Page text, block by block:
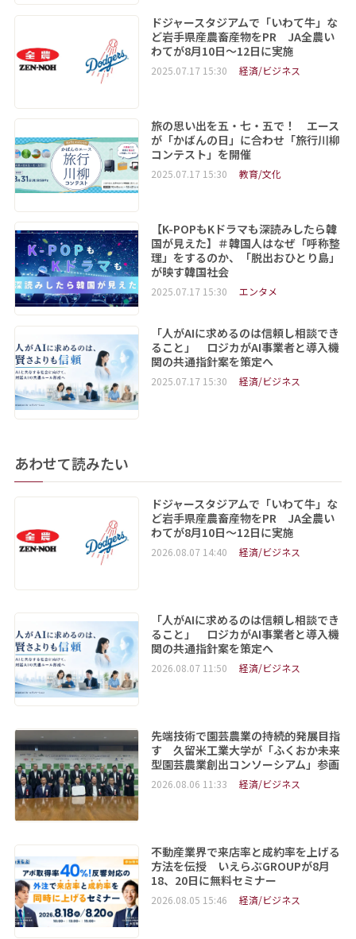
ドジャースタジアムで「いわて牛」な
ど岩手県産農畜産物をPR JA全農い
わてが8月10日～12日に実施
2025.07.17 15:30 経済/ビジネス
旅の思い出を五・七・五で！ エース
が「かばんの日」に合わせ「旅行川柳
コンテスト」を開催
2025.07.17 15:30 教育/文化
【K-POPもKドラマも深読みしたら韓
国が見えた】＃韓国人はなぜ「呼称整
理」をするのか、「脱出おひとり島」
が映す韓国社会
2025.07.17 15:30 エンタメ
「人がAIに求めるのは信頼し相談でき
ること」 ロジカがAI事業者と導入機
関の共通指針案を策定へ
2025.07.17 15:30 経済/ビジネス
あわせて読みたい
ドジャースタジアムで「いわて牛」な
ど岩手県産農畜産物をPR JA全農い
わてが8月10日～12日に実施
2026.08.07 14:40 経済/ビジネス
「人がAIに求めるのは信頼し相談でき
ること」 ロジカがAI事業者と導入機
関の共通指針案を策定へ
2026.08.07 11:50 経済/ビジネス
先端技術で園芸農業の持続的発展目指
す 久留米工業大学が「ふくおか未来
型園芸農業創出コンソーシアム」参画
2026.08.06 11:33 経済/ビジネス
不動産業界で来店率と成約率を上げる
方法を伝授 いえらぶGROUPが8月
18、20日に無料セミナー
2026.08.05 15:46 経済/ビジネス